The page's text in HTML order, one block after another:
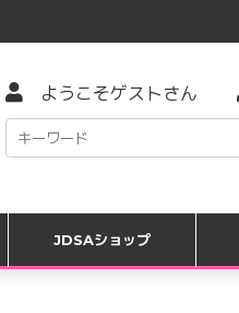
ようこそゲストさん
JDSAショップ